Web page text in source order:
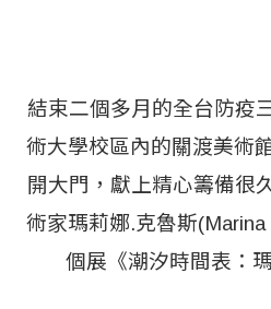
結束二個多月的全台防疫
術大學校區內的關渡美術
開大門，獻上精心籌備很
術家瑪莉娜.克魯斯
個展《潮汐時間表：